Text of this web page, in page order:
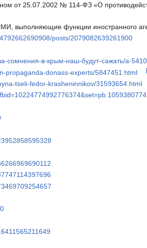
от 25.07.2002 № 114-ФЗ «О
выполняющие функции иностранного
posts/2079082639261900
сомнения-в-крым-наш-будут-сажать/a-
propaganda-donass-experts/5847451.html
tseli-fedor-krasheninnikov/31593654.html